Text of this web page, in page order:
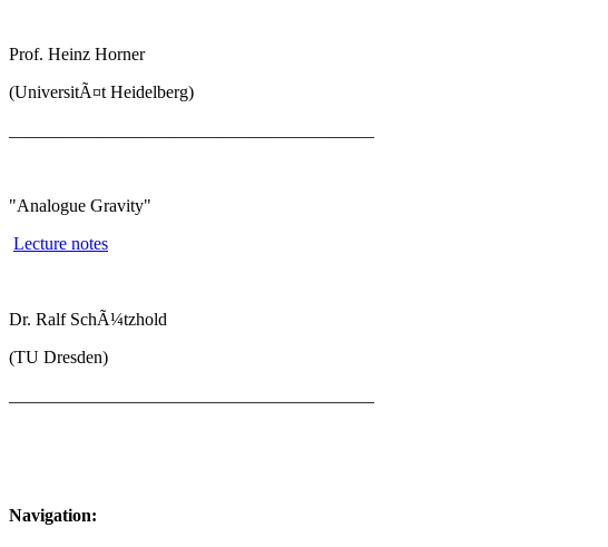
Prof. Heinz Horner
(UniversitÃ¤t Heidelberg)
"Analogue Gravity"
Lecture notes
Dr. Ralf SchÃ¼tzhold
(TU Dresden)
Navigation: